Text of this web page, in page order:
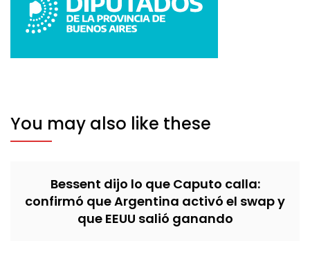
You may also like these
Bessent dijo lo que Caputo calla:
confirmó que Argentina activó el swap y
que EEUU salió ganando